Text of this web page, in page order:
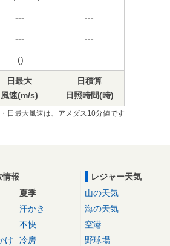
--- ---
--- ---
()
日最大
風速(m/s)
日積算
日照時間(時)
日最大風速は、アメダス10分値です
情報
け
夏季
汗かき
不快
冷房
レジャー天気
山の天気
海の天気
空港
野球場